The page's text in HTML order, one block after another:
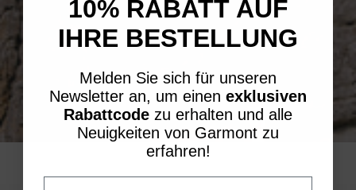
10% RABATT AUF
IHRE BESTELLUNG
Melden Sie sich für unseren
Newsletter an, um einen exklusiven
Rabattcode zu erhalten und alle
Neuigkeiten von Garmont zu
erfahren!